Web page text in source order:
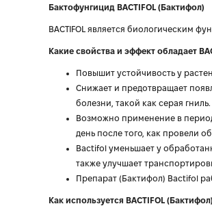
Бактофунгицид BACTIFOL (Бактифол)
BACTIFOL является биологическим
Какие свойства и эффект обладает
Повышит устойчивость у
Снижает и предотвращает
болезни, такой как серая гниль.
Возможно применение в
день после того, как провели
Bactifol уменьшает у
также улучшает
Препарат (Бактифол) Bactifol
Как используется BACTIFOL